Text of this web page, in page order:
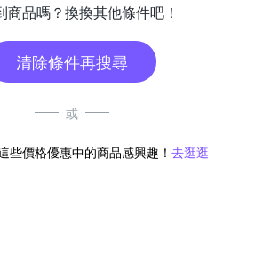
商品嗎？換換其他條件吧！
清除條件再搜尋
或
些價格優惠中的商品感興趣！ 去逛逛